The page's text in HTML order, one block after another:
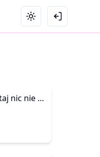
Szczęście – tutaj nic nie da się zrobić za pieniądze. Szczęście ma do czynienia z sercem i z miłością – a te są za darmo.